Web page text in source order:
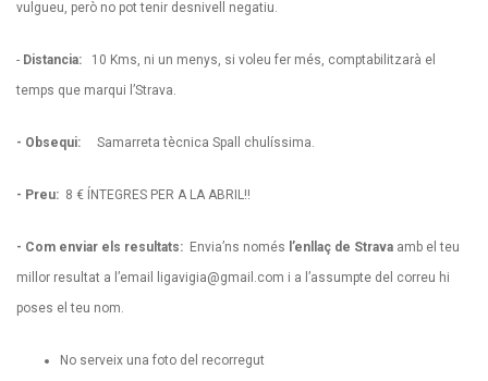
vulgueu, però no pot tenir desnivell negatiu.
- Distancia: 10 Kms, ni un menys, si voleu fer més, comptabilitzarà el
temps que marqui l’Strava.
- Obsequi: Samarreta tècnica Spall chulíssima.
- Preu: 8 € ÍNTEGRES PER A LA ABRIL!!
- Com enviar els resultats: Envia’ns només l’enllaç de Strava amb el teu
millor resultat a l’email
ligavigia@gmail.com i a l’assumpte del correu hi
poses el teu nom.
No serveix una foto del recorregut